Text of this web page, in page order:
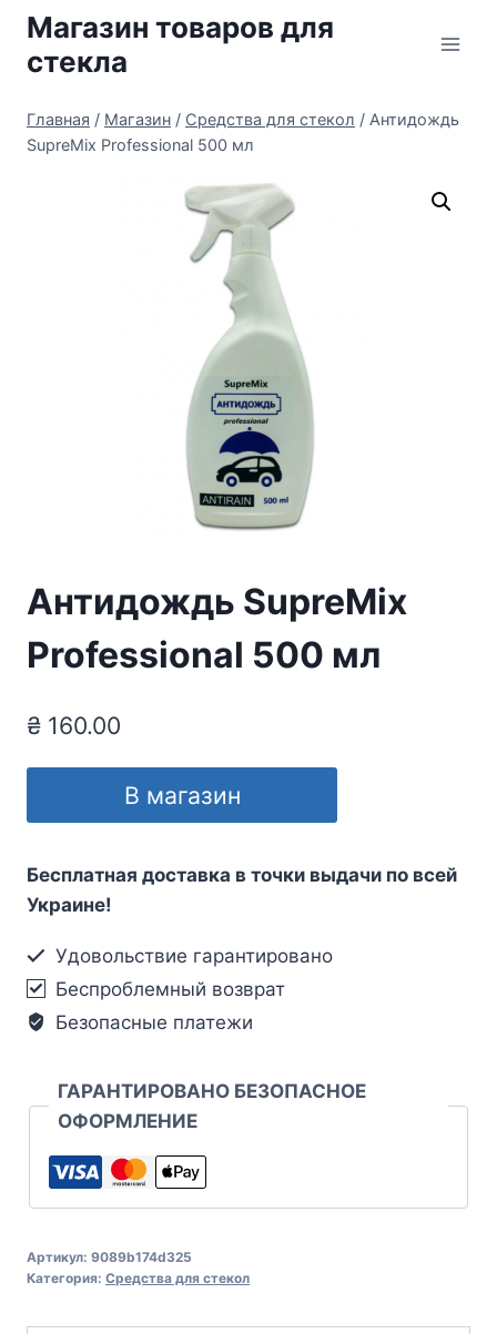
Перейти
содержимому
Магазин товаров для
стекла
Главная / Магазин / Средства для стекол / Антидождь
SupreMix Professional 500 мл
Антидождь SupreMix
Professional 500 мл
₴ 160.00
В магазин
Бесплатная доставка в точки выдачи по всей
Украине!
Удовольствие гарантировано
Беспроблемный возврат
Безопасные платежи
ГАРАНТИРОВАНО БЕЗОПАСНОЕ
ОФОРМЛЕНИЕ
Артикул: 9089b174d325
Категория: Средства для стекол